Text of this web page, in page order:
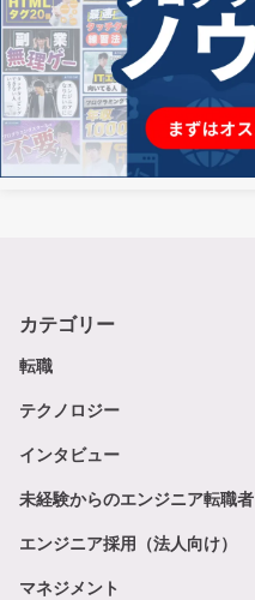
カテゴリー
転職
テクノロジー
インタビュー
未経験からのエンジニア転職者
エンジニア採用（法人向け）
マネジメント